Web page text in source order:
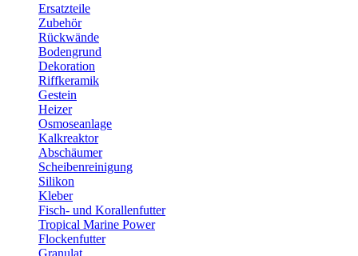
Ersatzteile
Zubehör
Rückwände
Bodengrund
Dekoration
Riffkeramik
Gestein
Heizer
Osmoseanlage
Kalkreaktor
Abschäumer
Scheibenreinigung
Silikon
Kleber
Fisch- und Korallenfutter
Tropical Marine Power
Flockenfutter
Granulat